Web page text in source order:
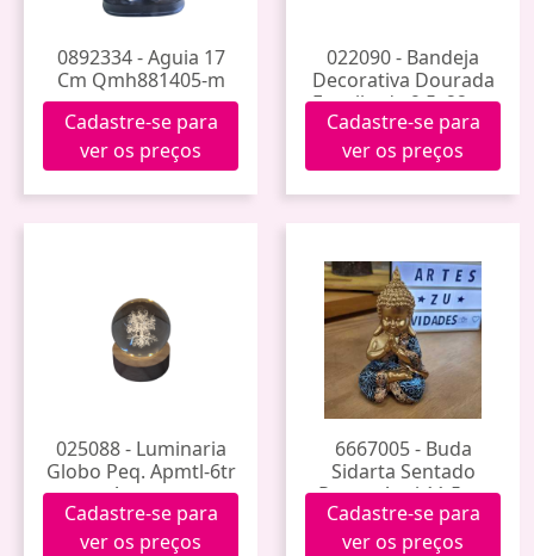
0892334 - Aguia 17
Cm Qmh881405-m
Cadastre-se para
ver os preços
022090 - Bandeja
Decorativa Dourada
Espelhada 9,5x22cm
2507004
Cadastre-se para
ver os preços
025088 - Luminaria
Globo Peq. Apmtl-6tr
Arvore
Cadastre-se para
ver os preços
6667005 - Buda
Sidarta Sentado
Roupa Azul 11,5cm
Mres-b138
Cadastre-se para
ver os preços